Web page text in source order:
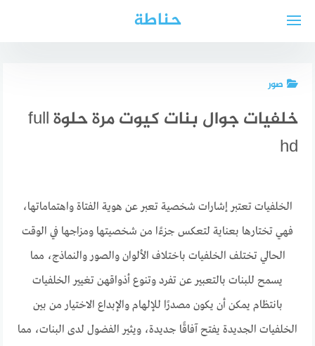
حناطة
صور
خلفيات جوال بنات كيوت مرة حلوة full
hd
الخلفيات تعتبر إشارات شخصية تعبر عن هوية الفتاة واهتماماتها،
فهي تختارها بعناية لتعكس جزءًا من شخصيتها ومزاجها في الوقت
الحالي تختلف الخلفيات باختلاف الألوان والصور والنماذج، مما
يسمح للبنات بالتعبير عن تفرد وتنوع أذواقهن تغيير الخلفيات
بانتظام يمكن أن يكون مصدرًا للإلهام والإبداع الاختيار من بين
الخلفيات الجديدة يفتح آفاقًا جديدة، ويثير الفضول لدى البنات، مما